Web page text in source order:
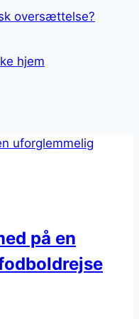
oversættelse?
hjem
på en